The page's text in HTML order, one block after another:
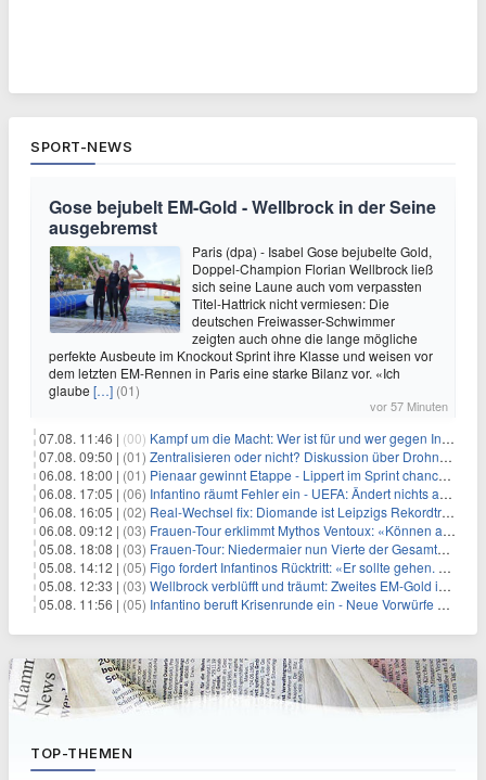
SPORT-NEWS
Gose bejubelt EM-Gold - Wellbrock in der Seine
ausgebremst
Paris (dpa) - Isabel Gose bejubelte Gold,
Doppel-Champion Florian Wellbrock ließ
sich seine Laune auch vom verpassten
Titel-Hattrick nicht vermiesen: Die
deutschen Freiwasser-Schwimmer
zeigten auch ohne die lange mögliche
perfekte Ausbeute im Knockout Sprint ihre Klasse und weisen vor
dem letzten EM-Rennen in Paris eine starke Bilanz vor. «Ich
glaube […] (01)
vor 57 Minuten
07.08. 11:46 | (00) Kampf um die Macht: Wer ist für und wer gegen Infantino?
07.08. 09:50 | (01) Zentralisieren oder nicht? Diskussion über Drohnenabwehr
06.08. 18:00 | (01) Pienaar gewinnt Etappe - Lippert im Sprint chancenlos
06.08. 17:05 | (06) Infantino räumt Fehler ein - UEFA: Ändert nichts an Boykott
06.08. 16:05 | (02) Real-Wechsel fix: Diomande ist Leipzigs Rekordtransfer
06.08. 09:12 | (03) Frauen-Tour erklimmt Mythos Ventoux: «Können alles schaffen»
05.08. 18:08 | (03) Frauen-Tour: Niedermaier nun Vierte der Gesamtwertung
05.08. 14:12 | (05) Figo fordert Infantinos Rücktritt: «Er sollte gehen. Jetzt»
05.08. 12:33 | (03) Wellbrock verblüfft und träumt: Zweites EM-Gold in Paris
05.08. 11:56 | (05) Infantino beruft Krisenrunde ein - Neue Vorwürfe gegen FIFA
TOP-THEMEN